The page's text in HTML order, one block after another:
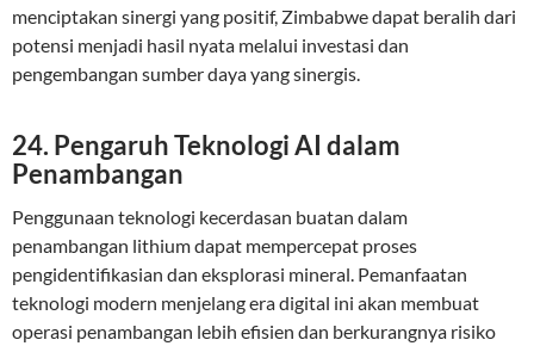
menciptakan sinergi yang positif, Zimbabwe dapat beralih dari
potensi menjadi hasil nyata melalui investasi dan
pengembangan sumber daya yang sinergis.
24. Pengaruh Teknologi AI dalam
Penambangan
Penggunaan teknologi kecerdasan buatan dalam
penambangan lithium dapat mempercepat proses
pengidentifikasian dan eksplorasi mineral. Pemanfaatan
teknologi modern menjelang era digital ini akan membuat
operasi penambangan lebih efisien dan berkurangnya risiko